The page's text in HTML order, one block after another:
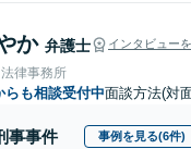
か 弁護士 インタビュー
律事務所
らも相談受付中面談方法(対
事事件 事例を見る(6件)